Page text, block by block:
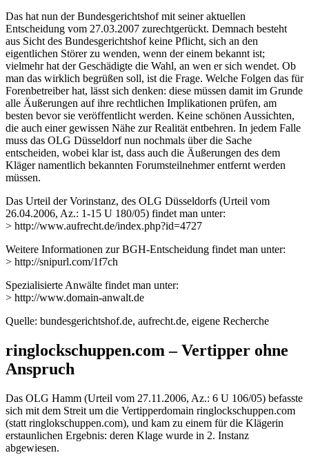
Das hat nun der Bundesgerichtshof mit seiner aktuellen
Entscheidung vom 27.03.2007 zurechtgerückt. Demnach besteht
aus Sicht des Bundesgerichtshof keine Pflicht, sich an den
eigentlichen Störer zu wenden, wenn der einem bekannt ist;
vielmehr hat der Geschädigte die Wahl, an wen er sich wendet. Ob
man das wirklich begrüßen soll, ist die Frage. Welche Folgen das für
Forenbetreiber hat, lässt sich denken: diese müssen damit im Grunde
alle Äußerungen auf ihre rechtlichen Implikationen prüfen, am
besten bevor sie veröffentlicht werden. Keine schönen Aussichten,
die auch einer gewissen Nähe zur Realität entbehren. In jedem Falle
muss das OLG Düsseldorf nun nochmals über die Sache
entscheiden, wobei klar ist, dass auch die Äußerungen des dem
Kläger namentlich bekannten Forumsteilnehmer entfernt werden
müssen.
Das Urteil der Vorinstanz, des OLG Düsseldorfs (Urteil vom
26.04.2006, Az.: 1-15 U 180/05) findet man unter:
> http://www.aufrecht.de/index.php?id=4727
Weitere Informationen zur BGH-Entscheidung findet man unter:
> http://snipurl.com/1f7ch
Spezialisierte Anwälte findet man unter:
> http://www.domain-anwalt.de
Quelle: bundesgerichtshof.de, aufrecht.de, eigene Recherche
ringlockschuppen.com – Vertipper ohne
Anspruch
Das OLG Hamm (Urteil vom 27.11.2006, Az.: 6 U 106/05) befasste
sich mit dem Streit um die Vertipperdomain ringlockschuppen.com
(statt ringlokschuppen.com), und kam zu einem für die Klägerin
erstaunlichen Ergebnis: deren Klage wurde in 2. Instanz
abgewiesen.